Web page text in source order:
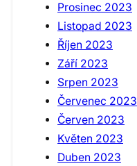
Prosinec 2023
Listopad 2023
Říjen 2023
Září 2023
Srpen 2023
Červenec 2023
Červen 2023
Květen 2023
Duben 2023